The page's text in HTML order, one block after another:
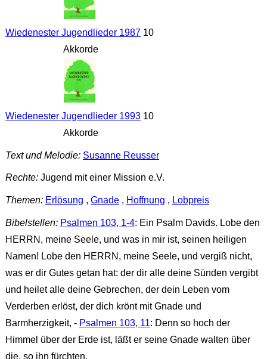
Wiedenester Jugendlieder 198710
Akkorde
Wiedenester Jugendlieder 199310
Akkorde
Text und Melodie: Susanne Reusser
Rechte:Jugend mit einer Mission e.V.
Themen: Erlösung , Gnade, Hoffnung , Lobpreis
Bibelstellen: Psalmen 103, 1-4: Ein Psalm Davids. Lobe den
HERRN, meine Seele, und was in mir ist, seinen heiligen
Namen! Lobe den HERRN, meine Seele, und vergiß nicht,
was er dir Gutes getan hat: der dir alle deine Sünden vergibt
und heilet alle deine Gebrechen, der dein Leben vom
Verderben erlöst, der dich krönt mit Gnade und
Barmherzigkeit, - Psalmen 103, 11: Denn so hoch der
Himmel über der Erde ist, läßt er seine Gnade walten über
die, so ihn fürchten.